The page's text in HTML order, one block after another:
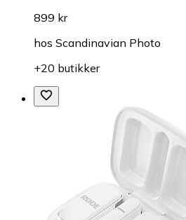
899 kr
hos Scandinavian Photo
+20 butikker